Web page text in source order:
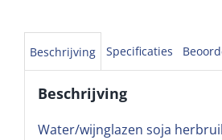
Beschrijving Specificaties
Beschrijving
Water/wijnglazen soja